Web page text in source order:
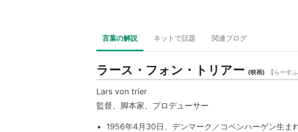
言葉の解説 ネットで話題 関連ブログ
ラース・フォン・トリアー (映画) 【 らーす
Lars von trier
監督、脚本家、プロデューサー
1956年4月30日、デンマーク／コペンハーゲン生ま